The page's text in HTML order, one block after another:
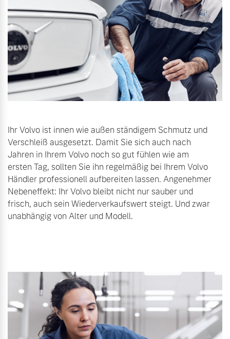
Ihr Volvo ist innen wie außen ständigem Schmutz und
Verschleiß ausgesetzt. Damit Sie sich auch nach
Jahren in Ihrem Volvo noch so gut fühlen wie am
ersten Tag, sollten Sie ihn regelmäßig bei Ihrem Volvo
Händler professionell aufbereiten lassen. Angenehmer
Nebeneffekt: Ihr Volvo bleibt nicht nur sauber und
frisch, auch sein Wiederverkaufswert steigt. Und zwar
unabhängig von Alter und Modell.